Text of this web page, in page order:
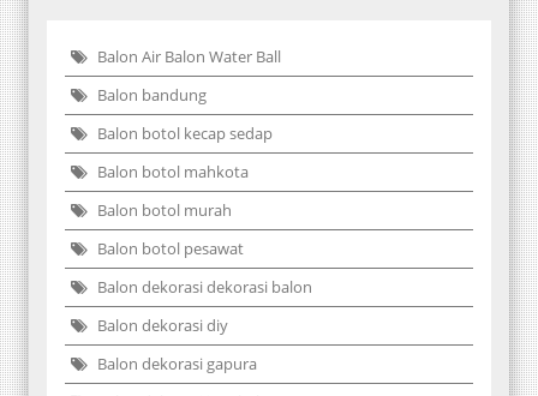
Balon Air Balon Water Ball
Balon bandung
Balon botol kecap sedap
Balon botol mahkota
Balon botol murah
Balon botol pesawat
Balon dekorasi dekorasi balon
Balon dekorasi diy
Balon dekorasi gapura